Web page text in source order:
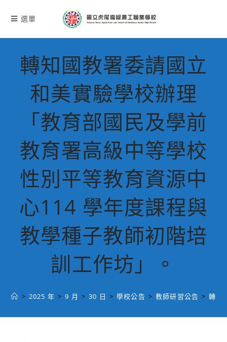
選單
轉知國教署委請國立
和美實驗學校辦理
「教育部國民及學前
教育署高級中等學校
性別平等教育資源中
心114 學年度課程與
教學種子教師初階培
訓工作坊」。
> 2025 年 > 9 月 > 30 日 > 學校公告 > 教師研習公告 > 轉知